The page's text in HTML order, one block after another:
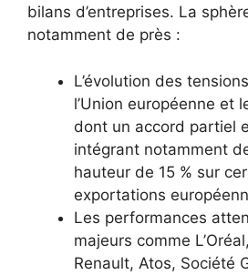
bilans d’entreprises. La
notamment de près :
L’évolution des
l’Union européenne et
dont un accord partiel
intégrant notamment
hauteur de 15 % sur
exportations
Les performances
majeurs comme
Renault, Atos, Société